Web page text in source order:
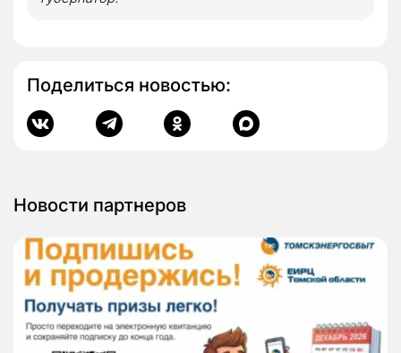
Поделиться новостью:
Новости партнеров